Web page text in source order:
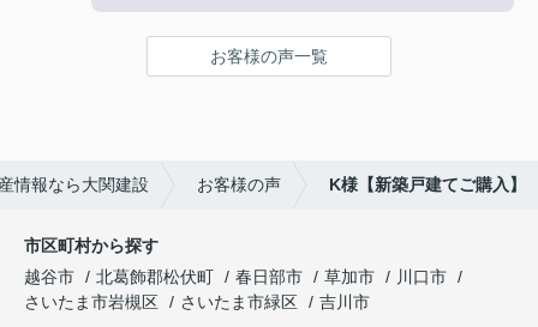
ありがとうございました。
お客様の声一覧
情報なら大関建設 お客様の声 K様【新築戸建てご購入】
市区町村から探す
越谷市
北葛飾郡松伏町 春日部市 草加市
川口市
さいたま市岩槻区
さいたま市緑区
吉川市